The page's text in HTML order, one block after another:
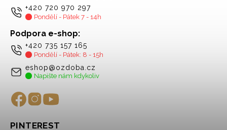
+420 720 970 297
Pondělí - Pátek 7 - 14h
Podpora e-shop:
+420 735 157 165
Pondělí - Pátek: 8 - 15h
eshop@ozdoba.cz
Napište nám kdykoliv
PINTEREST